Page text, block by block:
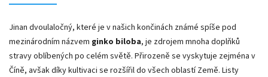
Jinan dvoulaločný, které je v našich končinách známé spíše pod
mezinárodním názvem ginko biloba, je zdrojem mnoha doplňků
stravy oblíbených po celém světě. Přirozeně se vyskytuje zejména v
Číně, avšak díky kultivaci se rozšířil do všech oblastí Země. Listy